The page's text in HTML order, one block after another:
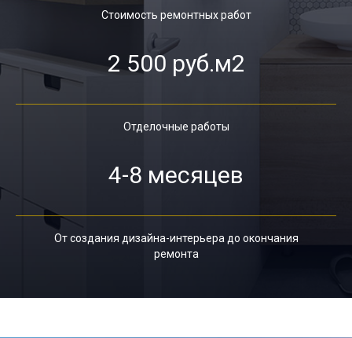
Стоимость ремонтных работ
2 500 руб.м2
Отделочные работы
4-8 месяцев
От создания дизайна-интерьера до окончания
ремонта